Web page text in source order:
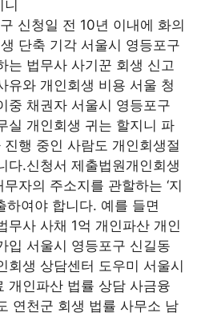
신청일 전 10년 이내에 화의
단축 기각 서울시 영등포구
는 법무사 사기꾼 회생 신고
유와 개인회생 비용 서울 청
중 채권자 서울시 영등포구
실 개인회생 귀는 할지니 파
행 중인 사람도 개인회생절
다.신청서 제출법원개인회생
자의 주소지를 관할하는 ‘지
하여야 합니다. 예를 들면
무사 사채 1억 개인파산 개인
입 서울시 영등포구 신길동
회생 상담센터 도우미 서울시
개인파산 법률 상담 사금융
연천군 회생 법률 사무소 남